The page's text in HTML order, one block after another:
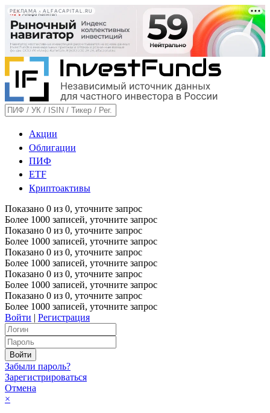
РЕКЛАМА • ALFACAPITAL.RU
Акции
Облигации
ПИФ
ETF
Криптоактивы
Показано 0 из 0, уточните запрос
Более 1000 записей, уточните запрос
Показано 0 из 0, уточните запрос
Более 1000 записей, уточните запрос
Показано 0 из 0, уточните запрос
Более 1000 записей, уточните запрос
Показано 0 из 0, уточните запрос
Более 1000 записей, уточните запрос
Показано 0 из 0, уточните запрос
Более 1000 записей, уточните запрос
Войти | Регистрация
Забыли пароль?
Зарегистрироваться
Отмена
×